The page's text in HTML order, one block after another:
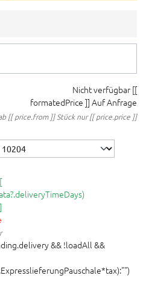
Nicht verfügbar [[
formatedPrice ]] Auf Anfrage
[[ price.from ]] Stück nur [[ price.price ]]
&& !loadAll &&